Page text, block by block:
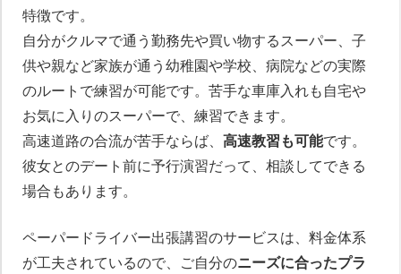
特徴です。
自分がクルマで通う勤務先や買い物するスーパー、子
供や親など家族が通う幼稚園や学校、病院などの実際
のルートで練習が可能です。苦手な車庫入れも自宅や
お気に入りのスーパーで、練習できます。
高速道路の合流が苦手ならば、 高速教習も可能です。
彼女とのデート前に予行演習だって、相談してできる
場合もあります。
ペーパードライバー出張講習のサービスは、料金体系
が工夫されているので、ご自分のニーズに合ったプラ